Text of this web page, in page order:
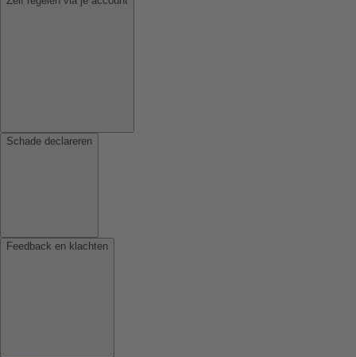
Schade declareren
Feedback en klachten